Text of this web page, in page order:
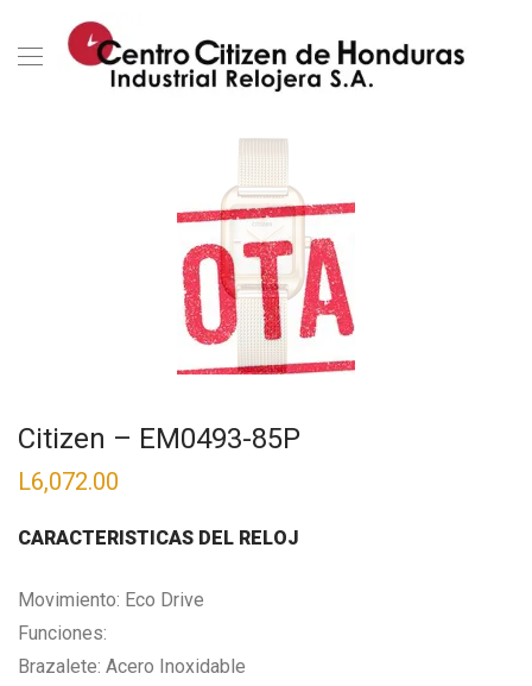
Citizen – EM0493-85P
L6,072.00
CARACTERISTICAS DEL RELOJ
Movimiento: Eco Drive
Funciones:
Brazalete: Acero Inoxidable